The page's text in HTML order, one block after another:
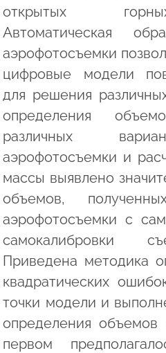
открытых
Автоматическая
аэрофотосъемки
цифровые модели
для решения
определения
различных
аэрофотосъемки и
массы выявлено
объемов,
аэрофотосъемки с
самокалибровки
Приведена методика
квадратических
точки модели и
определения объемов
первом